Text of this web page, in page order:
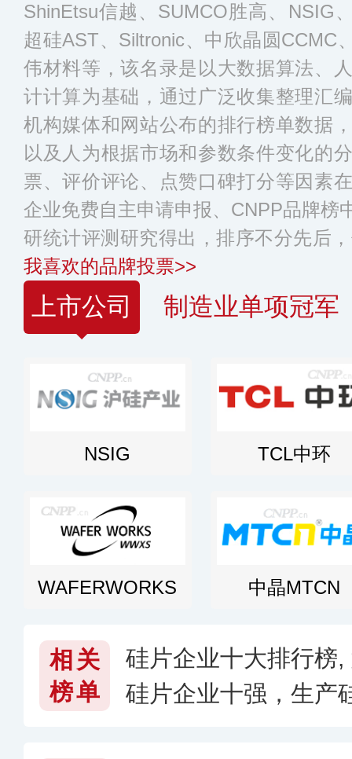
ShinEtsu信越、SUMCO胜高、NSIG
超硅AST、Siltronic、中欣晶圆CCMC
伟材料等，该名录是以大数据算法、
计计算为基础，通过广泛收集整理汇
机构媒体和网站公布的排行榜单数据
以及人为根据市场和参数条件变化的
票、评价评论、点赞口碑打分等因素
企业免费自主申请申报、CNPP品牌榜
研统计评测研究得出，排序不分先后
我喜欢的品牌投票>>
上市公司 制造业单项冠军
NSIG TCL中环
WAFERWORKS 中晶MTCN
相关
榜单
硅片企业十大排行榜
硅片企业十强，生产